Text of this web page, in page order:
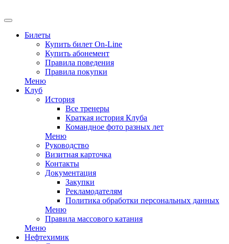
Билеты
Купить билет On-Line
Купить абонемент
Правила поведения
Правила покупки
Меню
Клуб
История
Все тренеры
Краткая история Клуба
Командное фото разных лет
Меню
Руководство
Визитная карточка
Контакты
Документация
Закупки
Рекламодателям
Политика обработки персональных данных
Меню
Правила массового катания
Меню
Нефтехимик